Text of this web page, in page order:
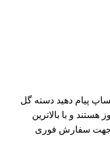
پیام دهید دسته گل
و با بالاترین
جهت سفارش فوری